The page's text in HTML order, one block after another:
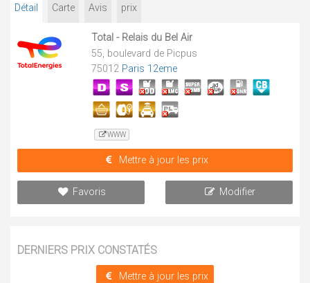
Détail Carte Avis prix
Total - Relais du Bel Air
55, boulevard de Picpus
75012 Paris 12eme
WWW
Mettre à jour les prix
Favoris Modifier
DERNIERS PRIX CONSTATÉS
Mettre à jour les prix